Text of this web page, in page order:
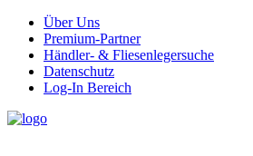
Über Uns
Premium-Partner
Händler- & Fliesenlegersuche
Datenschutz
Log-In Bereich